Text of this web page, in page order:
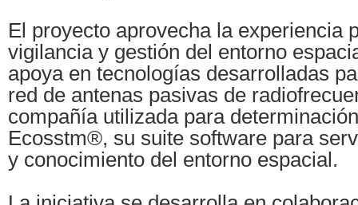
El proyecto aprovecha la experiencia
vigilancia y gestión del entorno
apoya en tecnologías desarrolladas
red de antenas pasivas de
compañía utilizada para
Ecosstm®, su suite software para
y conocimiento del entorno espacial.